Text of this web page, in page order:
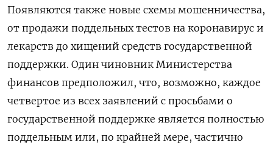
Появляются также новые схемы мошенничества,
от продажи поддельных тестов на коронавирус и
лекарств до хищений средств государственной
поддержки. Один чиновник Министерства
финансов предположил, что, возможно, каждое
четвертое из всех заявлений с просьбами о
государственной поддержке является полностью
поддельным или, по крайней мере, частично